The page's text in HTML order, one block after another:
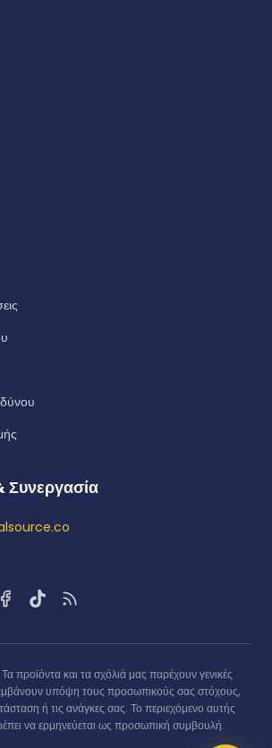
Συνεργασία
Τα προϊόντα και τα σχόλιά μας παρέχουν γενικές
υπόψη τους προσωπικούς σας στόχους,
ή τις ανάγκες σας. Το περιεχόμενο αυτής
να ερμηνεύεται ως προσωπική συμβουλή.